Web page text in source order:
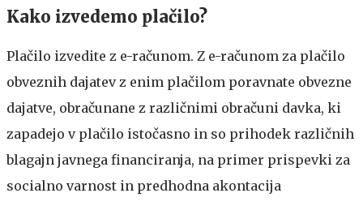
Kako izvedemo plačilo?
Plačilo izvedite z e-računom. Z e-računom za plačilo
obveznih dajatev z enim plačilom poravnate obvezne
dajatve, obračunane z različnimi obračuni davka, ki
zapadejo v plačilo istočasno in so prihodek različnih
blagajn javnega financiranja, na primer prispevki za
socialno varnost in predhodna akontacija